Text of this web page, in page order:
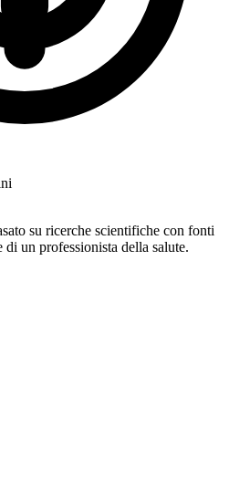
su ricerche scientifiche con fonti
un professionista della salute.